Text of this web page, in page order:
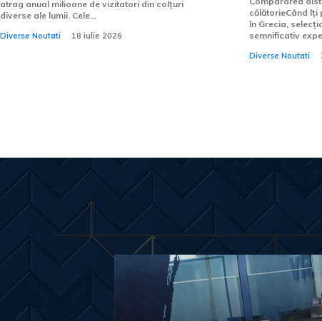
atrag anual milioane de vizitatori din colțuri
diverse ale lumii. Cele...
Diverse Noutati 18 iulie 2026
călătorieCând îți
în Grecia,
semnificativ
Diverse Noutati